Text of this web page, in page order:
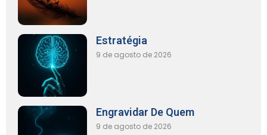
Estratégia
9 de agosto de 2026
Engravidar De Quem
9 de agosto de 2026